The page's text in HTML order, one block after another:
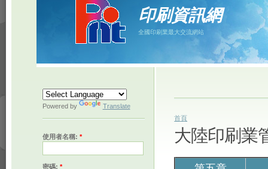
印刷資訊網
全國印刷業最大交流網站
Powered by Translate
使用者名稱: *
密碼: *
首頁
大陸印刷業